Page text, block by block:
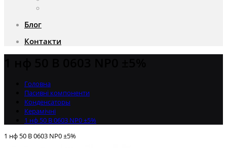
Блог
Контакти
Головна
Пасивні компоненти
Конденсаторы
Керамічні
1 нф 50 В 0603 NP0 ±5%
1 нф 50 В 0603 NP0 ±5%